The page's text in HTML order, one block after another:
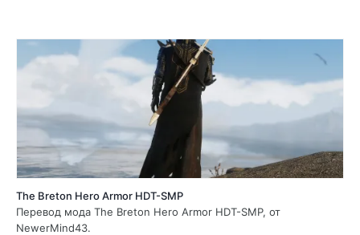
The Breton Hero Armor HDT-SMP
Перевод мода The Breton Hero Armor HDT-SMP, от
NewerMind43.